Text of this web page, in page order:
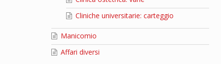
Cliniche universitarie: carteggio
Manicomio
Affari diversi